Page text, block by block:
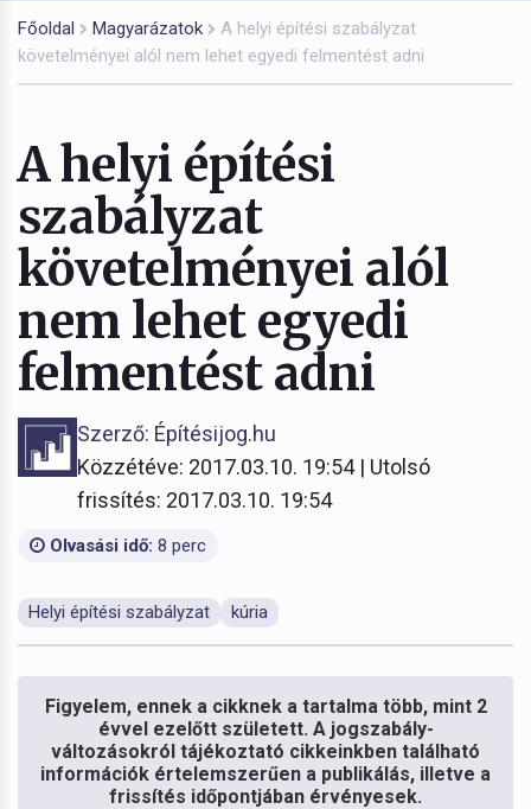
Főoldal Magyarázatok
A helyi építési szabályzat
követelményei alól nem lehet egyedi felmentést adni
A helyi építési
szabályzat
követelményei alól
nem lehet egyedi
felmentést adni
Szerző: Építésijog.hu
Közzétéve: 2017.03.10. 19:54 | Utolsó
frissítés: 2017.03.10. 19:54
Olvasási idő: 8 perc
Helyi építési szabályzat kúria
Figyelem, ennek a cikknek a tartalma több, mint 2
évvel ezelőtt született. A jogszabály-
változásokról tájékoztató cikkeinkben található
információk értelemszerűen a publikálás, illetve a
frissítés időpontjában érvényesek.